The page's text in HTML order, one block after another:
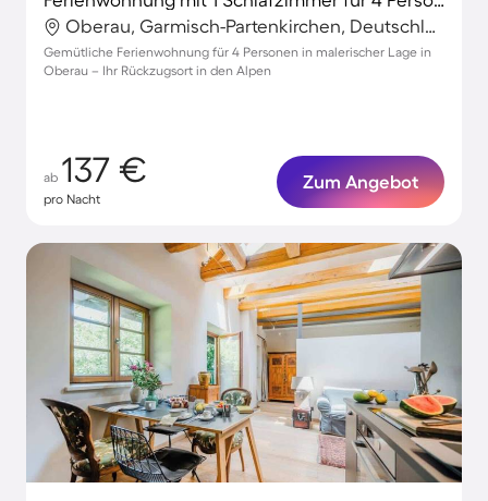
Oberau, Garmisch-Partenkirchen, Deutschland
Gemütliche Ferienwohnung für 4 Personen in malerischer Lage in
Oberau – Ihr Rückzugsort in den Alpen
ab 137 €
pro Nacht
Zum Angebot